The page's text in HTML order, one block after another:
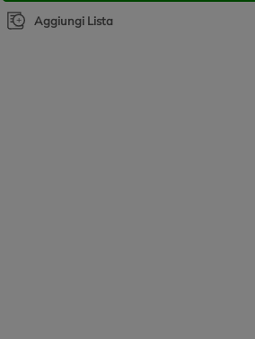
Aggiungi Lista